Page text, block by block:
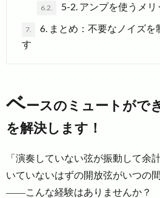
6.2. 5-2. アンプを使うメリ
7.
6. まとめ：不要なノイズ
す
ベースのミュートがで
を解決します！
「演奏していない弦が振動して余
いていないはずの開放弦がいつの
――こんな経験はありませんか？